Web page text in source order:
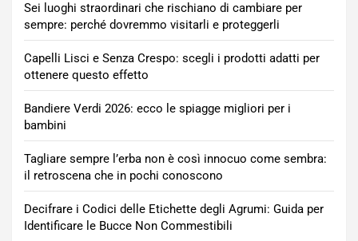
Sei luoghi straordinari che rischiano di cambiare per
sempre: perché dovremmo visitarli e proteggerli
Capelli Lisci e Senza Crespo: scegli i prodotti adatti per
ottenere questo effetto
Bandiere Verdi 2026: ecco le spiagge migliori per i
bambini
Tagliare sempre l’erba non è così innocuo come sembra:
il retroscena che in pochi conoscono
Decifrare i Codici delle Etichette degli Agrumi: Guida per
Identificare le Bucce Non Commestibili